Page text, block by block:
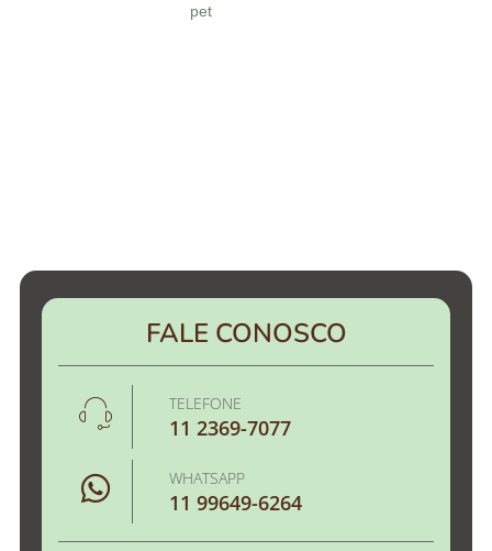
pet
FALE CONOSCO
TELEFONE
11 2369-7077
WHATSAPP
11 99649-6264